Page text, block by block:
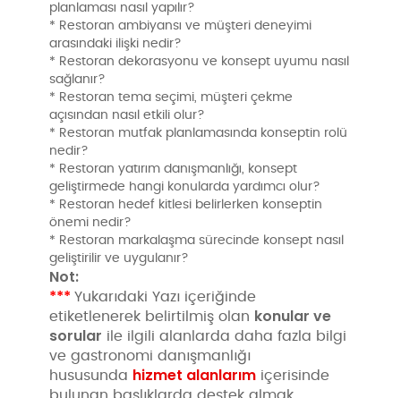
planlaması nasıl yapılır?
* Restoran ambiyansı ve müşteri deneyimi
arasındaki ilişki nedir?
* Restoran dekorasyonu ve konsept uyumu nasıl
sağlanır?
* Restoran tema seçimi, müşteri çekme
açısından nasıl etkili olur?
* Restoran mutfak planlamasında konseptin rolü
nedir?
* Restoran yatırım danışmanlığı, konsept
geliştirmede hangi konularda yardımcı olur?
* Restoran hedef kitlesi belirlerken konseptin
önemi nedir?
* Restoran markalaşma sürecinde konsept nasıl
geliştirilir ve uygulanır?
Not:
***Yukarıdaki Yazı içeriğinde
etiketlenerek belirtilmiş olan konular ve
sorular ile ilgili alanlarda daha fazla bilgi
ve gastronomi danışmanlığı
hususunda hizmet alanlarım içerisinde
bulunan başlıklarda destek almak